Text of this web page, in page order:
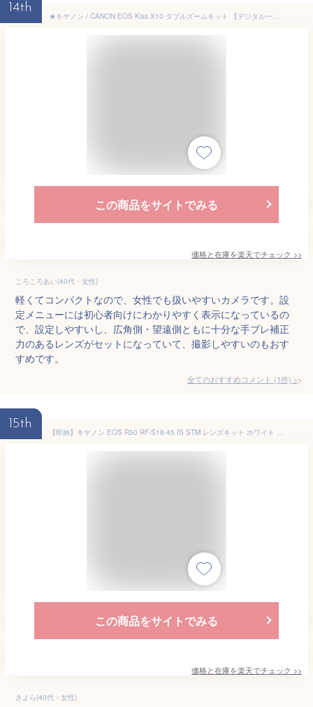
14th
★キヤノン / CANON EOS Kiss X10 ダブルズームキット 【デジタル一眼カメラ】【送料無料】
この商品をサイトでみる
価格と在庫を楽天でチェック >>
ころころあい(40代・女性)
軽くてコンパクトなので、女性でも扱いやすいカメラです。設
定メニューには初心者向けにわかりやすく表示になっているの
で、設定しやすいし、広角側・望遠側ともに十分な手ブレ補正
力のあるレンズがセットになっていて、撮影しやすいのもおす
すめです。
全てのおすすめコメント (1件) >
15th
【即納】キヤノン EOS R50 RF-S18-45 IS STM レンズキット ホワイト APS-C イオス ミラーレス一眼カメラ Canon
この商品をサイトでみる
価格と在庫を楽天でチェック >>
きよら(40代・女性)